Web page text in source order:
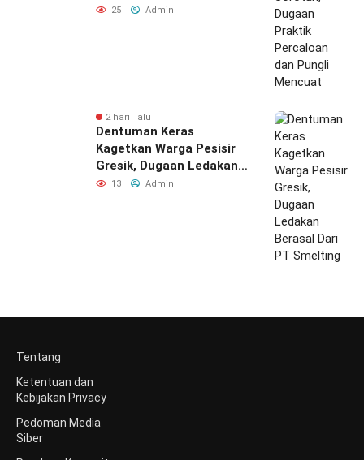
Pungli Mencuat
25 Admin
2 hari lalu
Dentuman Keras
Kagetkan Warga Pesisir
Gresik, Dugaan Ledakan
Berasal Dari PT Smelting
13 Admin
Tentang
Ketentuan dan
Kebijakan Privacy
Pedoman Media
Siber